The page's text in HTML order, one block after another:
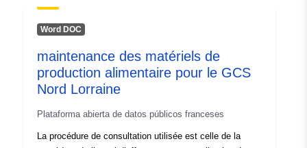
Registro del
catálogo:
June 2025
Actualizado en data.europa.eu:
18F587CF-F61C-45CE-
838A-
Word DOC
maintenance des matériels de
production alimentaire pour le GCS
Nord Lorraine
Plataforma abierta de datos públicos franceses
La procédure de consultation utilisée est celle de la